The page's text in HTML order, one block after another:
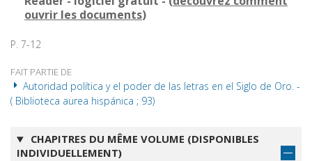
ouvrir les documents)
P. 7-12
FAIT PARTIE DE
Autoridad política y el poder de las letras en el Siglo de Oro. -
( Biblioteca aurea hispánica ; 93)
CHAPITRES DU MÊME VOLUME (DISPONIBLES
INDIVIDUELLEMENT)